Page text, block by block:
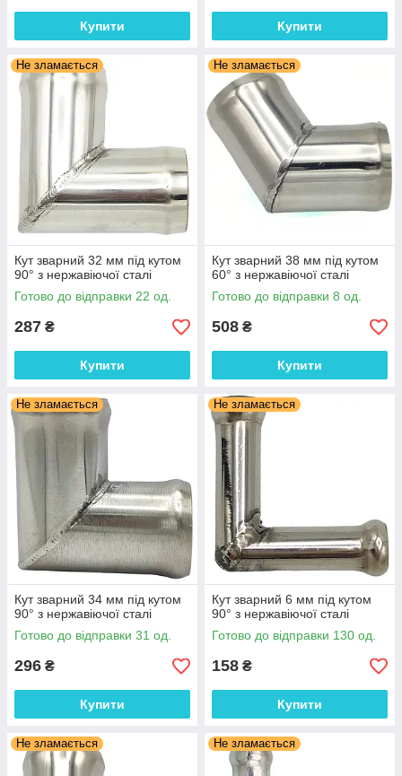
Купити Купити
Не зламається
Кут зварний 32 мм під кутом
90° з нержавіючої сталі
Готово до відправки 22 од.
287 ₴
Купити
Не зламається
Кут зварний 38 мм під кутом
60° з нержавіючої сталі
Готово до відправки 8 од.
508 ₴
Купити
Не зламається
Кут зварний 34 мм під кутом
90° з нержавіючої сталі
Готово до відправки 31 од.
296 ₴
Купити
Не зламається
Кут зварний 6 мм під кутом
90° з нержавіючої сталі
Готово до відправки 130 од.
158 ₴
Купити
Не зламається Не зламається